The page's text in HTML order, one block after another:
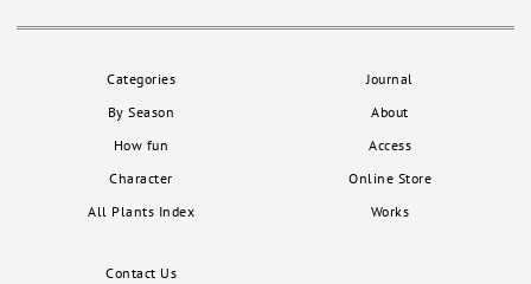
Categories
By Season
How fun
Character
All Plants Index
Journal
About
Access
Online Store
Works
Contact Us